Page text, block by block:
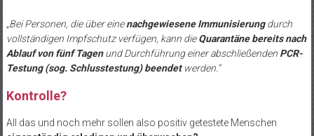
„Bei Personen, die über einenachgewiesene Immunisierungdurch
vollständigen Impfschutz verfügen, kann dieQuarantäne bereits nach
Ablauf von fünf Tagenund Durchführung einer abschließenden PCR-
Testung (sog. Schlusstestung) beendetwerden.“
Kontrolle?
All das und noch mehr sollen also positiv getestete Menschen